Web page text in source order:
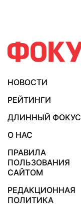
НОВОСТИ
РЕЙТИНГИ
ДЛИННЫЙ ФОКУС
О НАС
ПРАВИЛА
ПОЛЬЗОВАНИЯ
САЙТОМ
РЕДАКЦИОННАЯ
ПОЛИТИКА